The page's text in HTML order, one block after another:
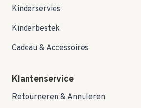
Kinderservies
Kinderbestek
Cadeau & Accessoires
Klantenservice
Retourneren & Annuleren